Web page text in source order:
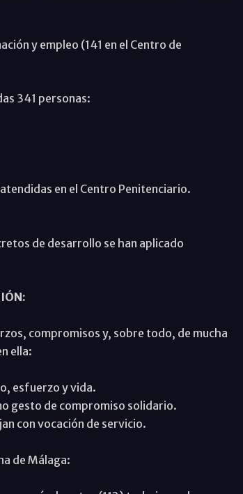
y empleo (141 en el Centro de
341 personas:
en el Centro Penitenciario.
de desarrollo se han aplicado
compromisos y, sobre todo, de mucha
ella:
esfuerzo y vida.
gesto de compromiso solidario.
con vocación de servicio.
de Málaga: